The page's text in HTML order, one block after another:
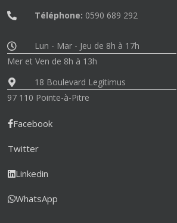
Téléphone: 0590 689 292
Lun - Mar - Jeu de 8h à 17h
Mer et Ven de 8h à 13h
18 Boulevard Legitimus
97 110 Pointe-à-Pitre
Facebook
Twitter
Linkedin
WhatsApp